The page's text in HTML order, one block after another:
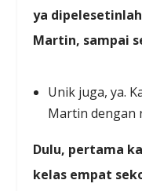
ya
Martin, sampai
Unik juga, ya.
Martin dengan
Dulu, pertama
kelas empat